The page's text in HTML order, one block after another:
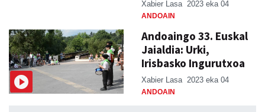
Xabier Lasa 2023 eka 04
ANDOAIN
Andoaingo 33. Euskal
Jaialdia: Urki,
Irisbasko Ingurutxoa
Xabier Lasa 2023 eka 04
ANDOAIN